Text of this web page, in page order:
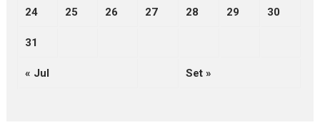
24 25 26 27 28 29 30
31
« Jul Set »